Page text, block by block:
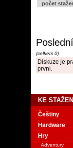
počet
(celkem 0)
Diskuze je
první.
KE
Češtiny
Hardware
Hry
Adventury